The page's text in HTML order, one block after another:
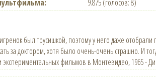
9.875 (голосов: 8)
был трусишкой, поэтому у него даже отобрали
за доктором, хотя было очень-очень страшно. И
экспериментальных фильмов в Монтевидео, 1965 -